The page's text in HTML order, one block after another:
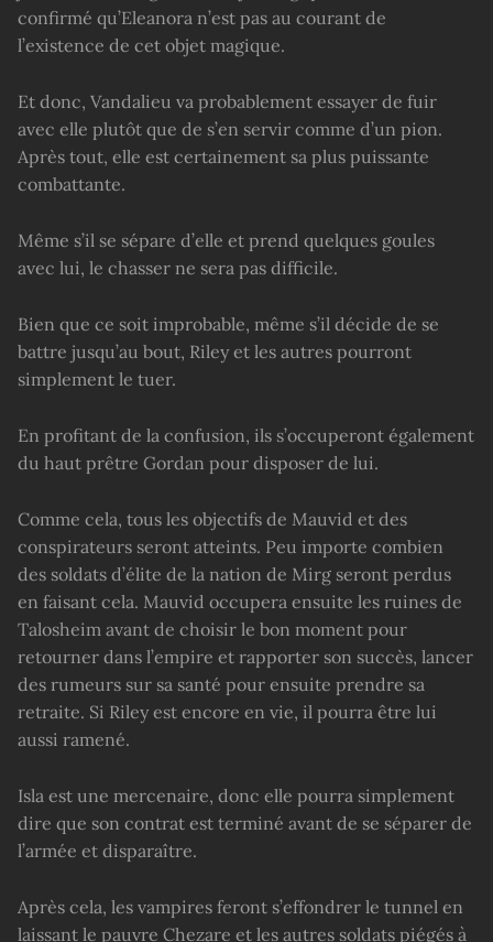
confirmé qu’Eleanora n’est pas au courant de
l’existence de cet objet magique.
Et donc, Vandalieu va probablement essayer de fuir
avec elle plutôt que de s’en servir comme d’un pion.
Après tout, elle est certainement sa plus puissante
combattante.
Même s’il se sépare d’elle et prend quelques goules
avec lui, le chasser ne sera pas difficile.
Bien que ce soit improbable, même s’il décide de se
battre jusqu’au bout, Riley et les autres pourront
simplement le tuer.
En profitant de la confusion, ils s’occuperont également
du haut prêtre Gordan pour disposer de lui.
Comme cela, tous les objectifs de Mauvid et des
conspirateurs seront atteints. Peu importe combien
des soldats d’élite de la nation de Mirg seront perdus
en faisant cela. Mauvid occupera ensuite les ruines de
Talosheim avant de choisir le bon moment pour
retourner dans l’empire et rapporter son succès, lancer
des rumeurs sur sa santé pour ensuite prendre sa
retraite. Si Riley est encore en vie, il pourra être lui
aussi ramené.
Isla est une mercenaire, donc elle pourra simplement
dire que son contrat est terminé avant de se séparer de
l’armée et disparaître.
Après cela, les vampires feront s’effondrer le tunnel en
laissant le pauvre Chezare et les autres soldats piégés à